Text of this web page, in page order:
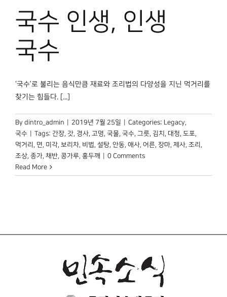
국수 인생, 인생
국수
‘국수’로 불리는 음식만큼 재료와 조리법의 다양성을 지닌 먹거리를
찾기는 힘들다. [...]
By dintro_admin 2019년 7월 25일 Categories: Legacy,
국수
Tags: 간장, 갓, 경사, 고명, 국물, 국수, 그릇, 김치 , 대청, 도포,
먹거리 , 면, 미각, 보리차, 비법, 설탕, 안동, 애사, 어른, 장마, 제사, 조리 ,
조상, 종가, 채반, 콩가루, 홍두깨
0 Comments
Read More